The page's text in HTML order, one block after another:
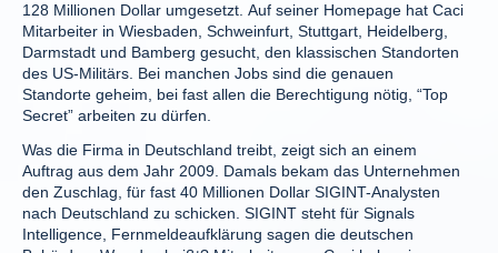
128 Millionen Dollar umgesetzt. Auf seiner Homepage hat Caci
Mitarbeiter in Wiesbaden, Schweinfurt, Stuttgart, Heidelberg,
Darmstadt und Bamberg gesucht, den klassischen Standorten
des US-Militärs. Bei manchen Jobs sind die genauen
Standorte geheim, bei fast allen die Berechtigung nötig, “Top
Secret” arbeiten zu dürfen.
Was die Firma in Deutschland treibt, zeigt sich an einem
Auftrag aus dem Jahr 2009. Damals bekam das Unternehmen
den Zuschlag, für fast 40 Millionen Dollar SIGINT-Analysten
nach Deutschland zu schicken. SIGINT steht für Signals
Intelligence, Fernmeldeaufklärung sagen die deutschen